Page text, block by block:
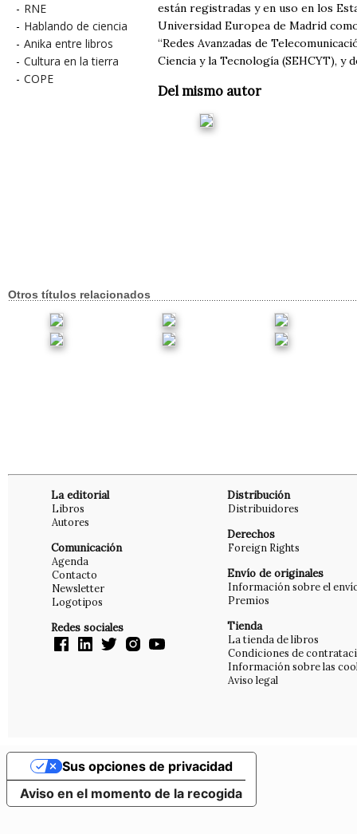
- RNE
- Hablando de ciencia
- Anika entre libros
- Cultura en la tierra
- COPE
están registradas y en uso en los
Universidad Europea de Madrid
“Redes Avanzadas de
Ciencia y la Tecnología (SEHCYT),
Del mismo autor
Otros títulos relacionados
La editorial
Libros
Autores
Comunicación
Agenda
Contacto
Newsletter
Logotipos
Redes sociales
Distribución
Distribuidores
Derechos
Foreign Rights
Envío de originales
Información sobre el
Premios
Tienda
La tienda de libros
Condiciones de
Información sobre las
Aviso legal
Aviso en el momento de la recogida
Sus opciones de privacidad